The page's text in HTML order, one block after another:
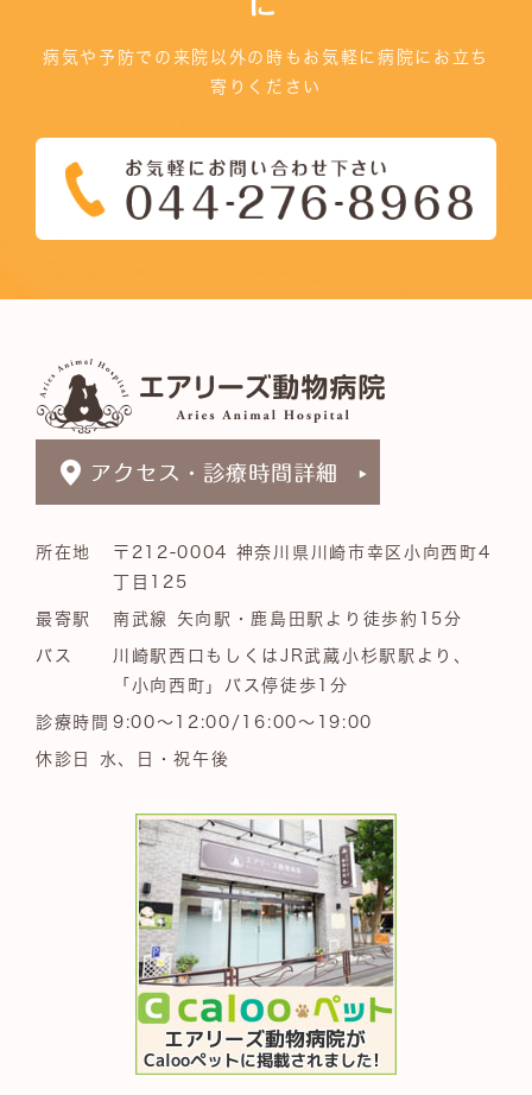
病気や予防での来院以外の時もお気軽に病院にお立ち
寄りください
所在地
〒212-0004 神奈川県川崎市幸区小向西町4
丁目125
最寄駅 南武線 矢向駅・鹿島田駅より徒歩約15分
バス
川崎駅西口もしくはJR武蔵小杉駅駅より、
「小向西町」バス停徒歩1分
診療時間 9:00～12:00/16:00～19:00
休診日 水、日・祝午後